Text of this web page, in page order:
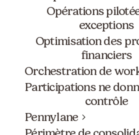
Opérations
exceptions
Optimisation des
financiers
Orchestration de
Participations ne
contrôle
Pennylane